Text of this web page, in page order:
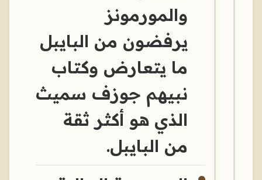
والمورمونز
يرفضون من البايبل
ما يتعارض وكتاب
نبيهم جوزف سميث
الذي هو أكثر ثقة
من البايبل.